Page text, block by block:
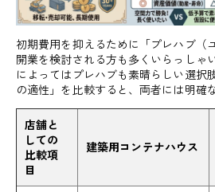
初期費用を抑えるために「プレハブ（
開業を検討される方も多くいらっしゃ
によってはプレハブも素晴らしい選択
の適性」を比較すると、両者には明確
店舗と
しての
比較項
目
建築用コンテナハウス